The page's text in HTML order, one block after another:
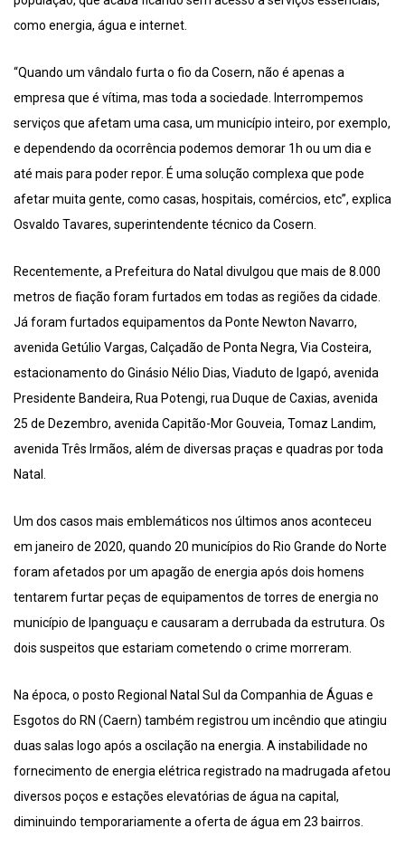
como energia, água e internet.
“Quando um vândalo furta o fio da Cosern, não é apenas a
empresa que é vítima, mas toda a sociedade. Interrompemos
serviços que afetam uma casa, um município inteiro, por exemplo,
e dependendo da ocorrência podemos demorar 1h ou um dia e
até mais para poder repor. É uma solução complexa que pode
afetar muita gente, como casas, hospitais, comércios, etc”, explica
Osvaldo Tavares, superintendente técnico da Cosern.
Recentemente, a Prefeitura do Natal divulgou que mais de 8.000
metros de fiação foram furtados em todas as regiões da cidade.
Já foram furtados equipamentos da Ponte Newton Navarro,
avenida Getúlio Vargas, Calçadão de Ponta Negra, Via Costeira,
estacionamento do Ginásio Nélio Dias, Viaduto de Igapó, avenida
Presidente Bandeira, Rua Potengi, rua Duque de Caxias, avenida
25 de Dezembro, avenida Capitão-Mor Gouveia, Tomaz Landim,
avenida Três Irmãos, além de diversas praças e quadras por toda
Natal.
Um dos casos mais emblemáticos nos últimos anos aconteceu
em janeiro de 2020, quando 20 municípios do Rio Grande do Norte
foram afetados por um apagão de energia após dois homens
tentarem furtar peças de equipamentos de torres de energia no
município de Ipanguaçu e causaram a derrubada da estrutura. Os
dois suspeitos que estariam cometendo o crime morreram.
Na época, o posto Regional Natal Sul da Companhia de Águas e
Esgotos do RN (Caern) também registrou um incêndio que atingiu
duas salas logo após a oscilação na energia. A instabilidade no
fornecimento de energia elétrica registrado na madrugada afetou
diversos poços e estações elevatórias de água na capital,
diminuindo temporariamente a oferta de água em 23 bairros.